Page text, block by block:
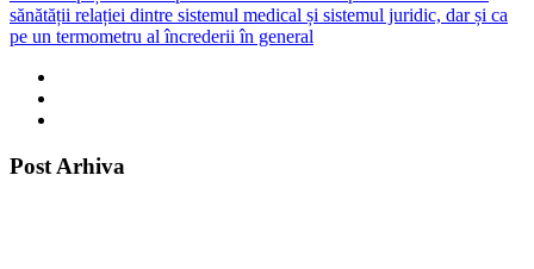
sănătății relației dintre sistemul medical și sistemul juridic, dar și ca
pe un termometru al încrederii în general
Post Arhiva